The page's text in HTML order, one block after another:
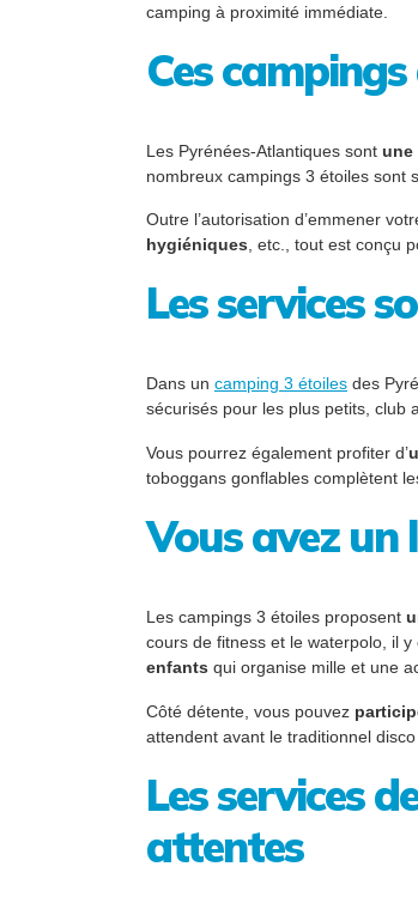
camping à proximité immédiate.
Ces
Les Pyrénées-Atlantiques sont une
nombreux campings 3 étoiles sont
Outre l’autorisation d’emmener
hygiéniques, etc., tout est conçu
Les services
Dans un camping 3 étoiles des
sécurisés pour les plus petits, club
Vous pourrez également profiter d’
toboggans gonflables complètent
Vous avez un
Les campings 3 étoiles proposent
cours de fitness et le waterpolo, il
enfants qui organise mille et une
Côté détente, vous pouvez
attendent avant le traditionnel
Les services
attentes